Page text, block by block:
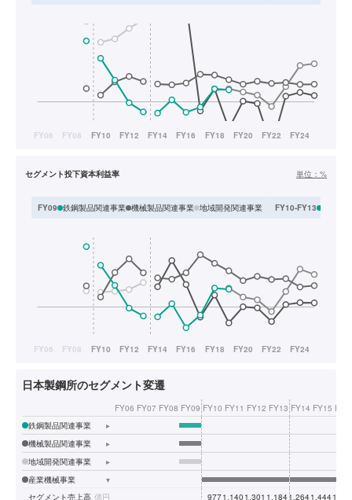
セグメント投下資本利益率 単位： %
FY09 鉄鋼製品関連事業 機械製品関連事業 地域開発関連事業 FY10-FY13
日本製鋼所のセグメント変遷
FY06 FY07 FY08 FY09 FY10 FY11 FY12 FY13 FY14 FY15
鉄鋼製品関連事業
▸
機械製品関連事業
▸
地域開発関連事業
▸
産業機械事業
▾
セグメント売上高 億円 9771,140 1,301 1,1841,2641,444